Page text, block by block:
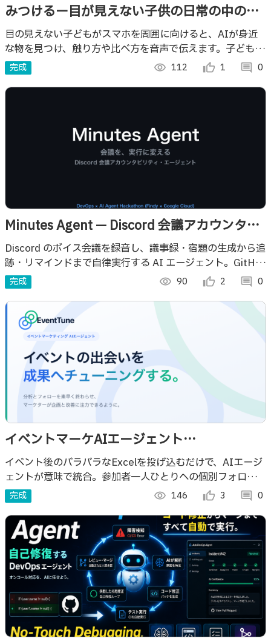
みつけるー目が見えない子供の日常の中の気
づきと学びを支えるAIバディ
目の見えない子どもがスマホを周囲に向けると、AIが身近
な物を見つけ、触り方や比べ方を音声で伝えます。子どもの
返事に合わせて会話しながら、日常の小さな発見や気づき
を、楽しい学びへと広げるアプリです。
完成 visibility 112 thumb_up_alt 1 comment 0
Minutes Agent — Discord 会議アカウンタビ
リティ・エージェント
Discord のボイス会議を録音し、議事録・宿題の生成から追
跡・リマインドまで自律実行する AI エージェント。GitHub
から用語も自己学習する。
完成 visibility 90 thumb_up_alt 2 comment 0
イベントマーケAIエージェント
「EventTune」
イベント後のバラバラなExcelを投げ込むだけで、AIエージ
ェントが意味で統合。参加者一人ひとりへの個別フォロー
と、費用対効果の振り返り分析を、素早く終わらせ、マーケ
担当は企画と改善に注力できます。
完成 visibility 146 thumb_up_alt 3 comment 0